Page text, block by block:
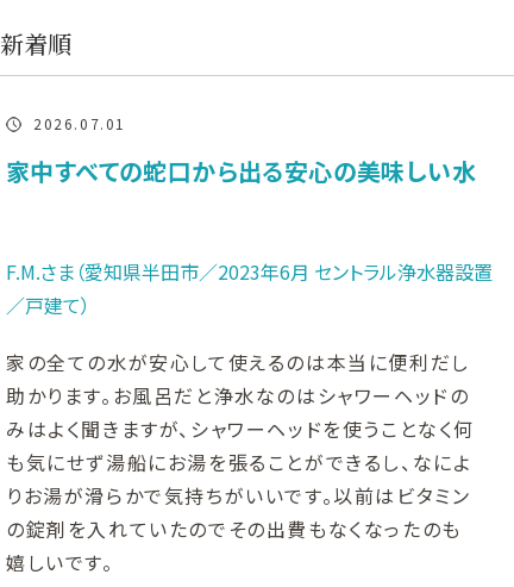
新着順
2026.07.01
家中すべての蛇口から出る安心の美味しい水
F.M.さま（愛知県半田市／2023年6月 セントラル浄水器設置
／戸建て）
家の全ての水が安心して使えるのは本当に便利だし
助かります。お風呂だと浄水なのはシャワーヘッドの
みはよく聞きますが、シャワーヘッドを使うことなく何
も気にせず湯船にお湯を張ることができるし、なによ
りお湯が滑らかで気持ちがいいです。以前はビタミン
の錠剤を入れていたのでその出費もなくなったのも
嬉しいです。